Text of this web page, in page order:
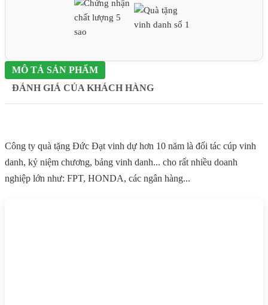
MÔ TẢ SẢN PHẨM
ĐÁNH GIÁ CỦA KHÁCH HÀNG
Công ty quà tặng Đức Đạt vinh dự hơn 10 năm là đối tác cúp vinh
danh, kỷ niệm chương, bảng vinh danh... cho rất nhiều doanh
nghiệp lớn như: FPT, HONDA, các ngân hàng...